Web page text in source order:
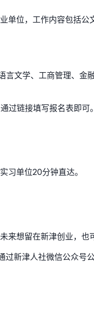
单位，工作内容包括
文学、工商管理、金
过链接填写报名表即可。
习单位20分钟直达。
想留在新津创业，也
新津人社微信公众号公